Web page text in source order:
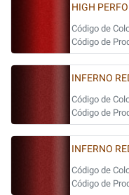
HIGH
Código de
Código de
INFERNO
Código de
Código de
INFERNO
Código de
Código de